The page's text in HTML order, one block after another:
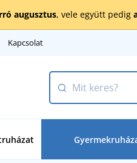
augusztus, vele együtt pedig
Kapcsolat